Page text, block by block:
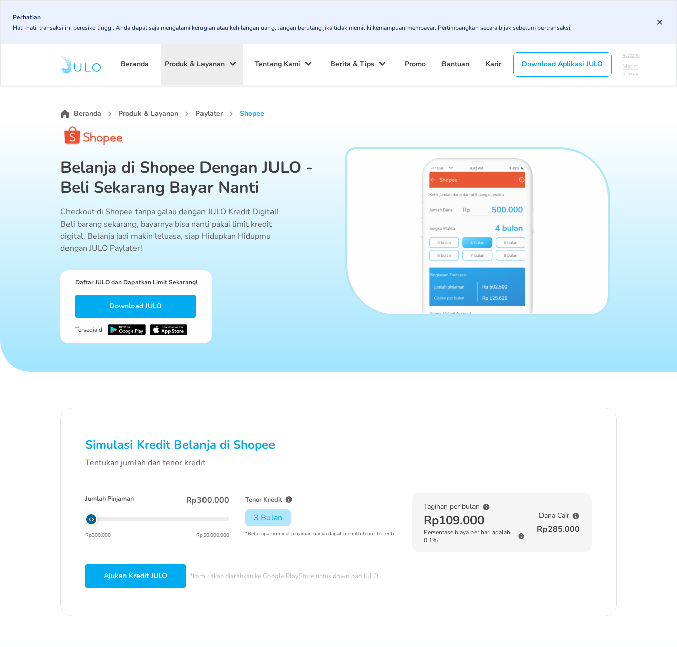
main
Perhatian
Hati-hati, transaksi ini beresiko tinggi. Anda dapat saja mengalami kerugian atau kehilangan uang. Jangan berutang jika tidak memiliki kemampuan membayar. Pertimbangkan secara bijak sebelum bertransaksi.
navigation
Beranda Produk & Layanan Tentang Kami Berita & Tips Promo Bantuan Karir Download Aplikasi JULO
Macet
1.79%
Beranda Produk & Layanan Paylater Shopee
Belanja di Shopee Dengan JULO -
Beli Sekarang Bayar Nanti
Checkout di Shopee tanpa galau dengan JULO Kredit Digital!
Beli barang sekarang, bayarnya bisa nanti pakai limit kredit
digital. Belanja jadi makin leluasa, siap Hidupkan Hidupmu
dengan JULO Paylater!
Daftar JULO dan Dapatkan Limit Sekarang!
Download JULO
Tersedia di
Simulasi Kredit Belanja di Shopee
Tentukan jumlah dan tenor kredit
Jumlah Pinjaman Rp300.000
Rp300.000 Rp50.000.000
Tenor Kredit
3 Bulan
*Beberapa nominal pinjaman hanya dapat memilih tenor tertentu
Tagihan per bulan
Rp109.000
Persentase biaya per hari adalah
0.1%
Dana Cair
Rp285.000
Ajukan Kredit JULO *kamu akan diarahkan ke Google PlayStore untuk download JULO